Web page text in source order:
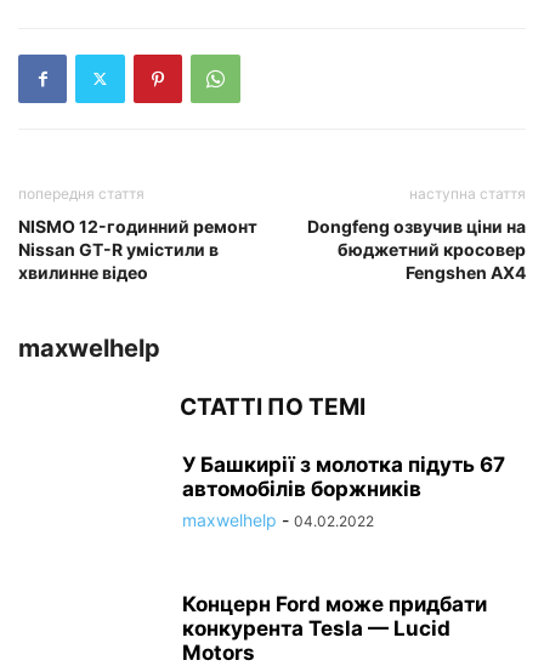
попередня стаття
NISMO 12-годинний ремонт
Nissan GT-R умістили в
хвилинне відео
наступна стаття
Dongfeng озвучив ціни на
бюджетний кросовер
Fengshen AX4
maxwelhelp
СТАТТІ ПО ТЕМІ
У Башкирії з молотка підуть 67
автомобілів боржників
maxwelhelp - 04.02.2022
Концерн Ford може придбати
конкурента Tesla — Lucid
Motors